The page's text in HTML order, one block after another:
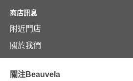
商店訊息
附近門店
關於我們
關注Beauvela